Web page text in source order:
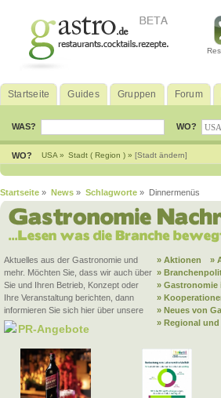
Startseite Guides Gruppen Forum
WAS? WO?
WO? USA » Stadt ( Region ) » [Stadt ändern]
Startseite » News » Schlagworte » Dinnermenüs
Aktuelles aus der Gastronomie und
mehr. Möchten Sie, dass wir auch über
Sie und Ihren Betrieb, Konzept oder
Ihre Veranstaltung berichten, dann
informieren Sie sich hier über unsere
PR-Angebote
» Aktionen »
»
» Gastronomie
»
» Neues von
» Regional